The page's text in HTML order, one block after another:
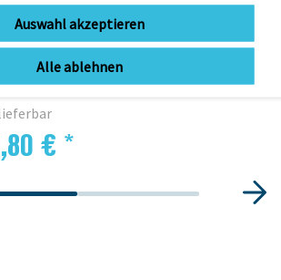
SHIMANO STEPS eBike Display
€ *
Auswahl akzeptieren
Alle ablehnen